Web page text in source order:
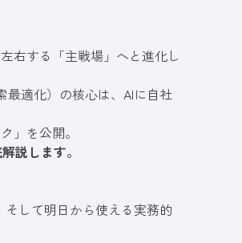
右する「主戦場」へと進化し
最適化）の核心は、AIに自社
」を公開。
説します。
して明日から使える実務的